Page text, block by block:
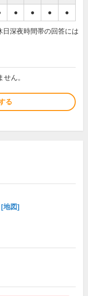
● ● ● ●
深夜時間帯の回答には
ん。
る
[地図]